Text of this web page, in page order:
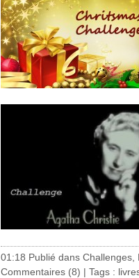
01:18 Publié dans Challenges,
Commentaires (8) | Tags :